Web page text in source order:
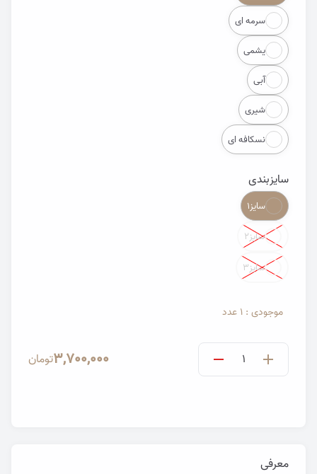
سرمه ای
یشمی
آبی
شیری
نسکافه ای
سایزبندی
Colorسایز۱
سایز۲
سایز۳
موجودی : 1 عدد
3,700,000تومان
معرفی